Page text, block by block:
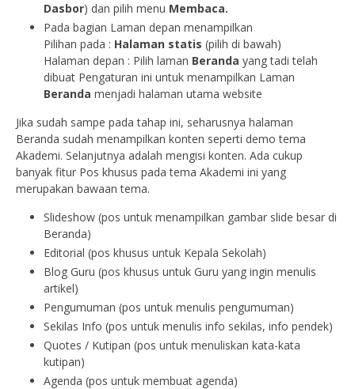
Dasbor) dan pilih menu Membaca.
Pada bagian Laman depan menampilkan
Pilihan pada : Halaman statis (pilih di bawah)
Halaman depan : Pilih laman Beranda yang tadi telah
dibuat Pengaturan ini untuk menampilkan Laman
Beranda menjadi halaman utama website
Jika sudah sampe pada tahap ini, seharusnya halaman
Beranda sudah menampilkan konten seperti demo tema
Akademi. Selanjutnya adalah mengisi konten. Ada cukup
banyak fitur Pos khusus pada tema Akademi ini yang
merupakan bawaan tema.
Slideshow (pos untuk menampilkan gambar slide besar di
Beranda)
Editorial (pos khusus untuk Kepala Sekolah)
Blog Guru (pos khusus untuk Guru yang ingin menulis
artikel)
Pengumuman (pos untuk menulis pengumuman)
Sekilas Info (pos untuk menulis info sekilas, info pendek)
Quotes / Kutipan (pos untuk menuliskan kata-kata
kutipan)
Agenda (pos untuk membuat agenda)